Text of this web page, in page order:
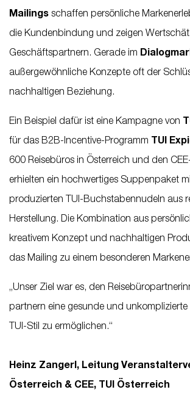
Mailings schaffen persönliche
die Kundenbindung und zeigen
Geschäftspartnern. Gerade im
außergewöhnliche Konzepte oft der
nachhaltigen Beziehung.
Ein Beispiel dafür ist eine Kampagne von
für das B2B-Incentive-Programm TUI
600 Reisebüros in Österreich und den
erhielten ein hochwertiges Suppenpaket
produzierten TUI-Buchstabennudeln aus
Herstellung. Die Kombination aus
kreativem Konzept und nachhaltigen
das Mailing zu einem besonderen
„Unser Ziel war es, den
partnern eine gesunde und
TUI-Stil zu ermöglichen.“
Heinz Zangerl, Leitung
Österreich & CEE, TUI Österreich